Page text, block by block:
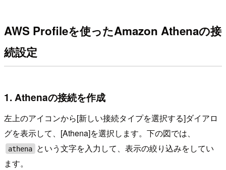
AWS Profileを使ったAmazon Athenaの接
続設定
1. Athenaの接続を作成
左上のアイコンから[新しい接続タイプを選択する]ダイアロ
グを表示して、[Athena]を選択します。下の図では、
athena
という文字を入力して、表示の絞り込みをしてい
ます。